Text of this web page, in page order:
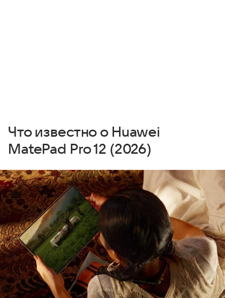
Что известно о Huawei
MatePad Pro 12 (2026)